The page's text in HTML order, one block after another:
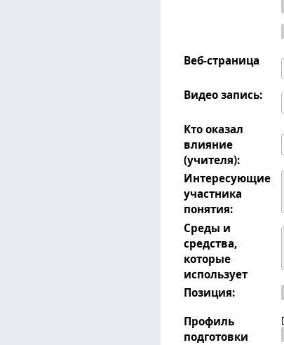
Веб-страница
Видео запись:
Кто оказал
влияние
(учителя):
Интересующие
участника
понятия:
Среды и
средства,
которые
использует
Позиция:
Профиль
подготовки